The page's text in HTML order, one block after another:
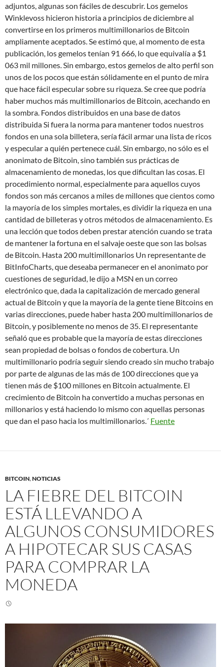
adjuntos, algunas son fáciles de descubrir. Los gemelos
Winklevoss hicieron historia a principios de diciembre al
convertirse en los primeros multimillonarios de Bitcoin
ampliamente aceptados. Se estimó que, al momento de esta
publicación, los gemelos tenían 91 666, lo que equivalía a $1
063 mil millones. Sin embargo, estos gemelos de alto perfil son
unos de los pocos que están sólidamente en el punto de mira
que hace fácil especular sobre su riqueza. Se cree que podría
haber muchos más multimillonarios de Bitcoin, acechando en
la sombra. Fondos distribuidos en una base de datos
distribuida Si fuera la norma para mantener todos nuestros
fondos en una sola billetera, sería fácil armar una lista de ricos
y especular a quién pertenece cuál. Sin embargo, no sólo es el
anonimato de Bitcoin, sino también sus prácticas de
almacenamiento de monedas, los que dificultan las cosas. El
procedimiento normal, especialmente para aquellos cuyos
fondos son más cercanos a miles de millones que cientos como
la mayoría de los simples mortales, es dividir la riqueza en una
cantidad de billeteras y otros métodos de almacenamiento. Es
una lección que todos deben prestar atención cuando se trata
de mantener la fortuna en el salvaje oeste que son las bolsas
de Bitcoin. Hasta 200 multimillonarios Un representante de
BitInfoCharts, que deseaba permanecer en el anonimato por
cuestiones de seguridad, le dijo a MSN en un correo
electrónico que, dada la capitalización de mercado general
actual de Bitcoin y que la mayoría de la gente tiene Bitcoins en
varias direcciones, puede haber hasta 200 multimillonarios de
Bitcoin, y posiblemente no menos de 35. El representante
señaló que es probable que la mayoría de estas direcciones
sean propiedad de bolsas o fondos de cobertura. Un
multimillonario podría seguir siendo creado sin mucho trabajo
por parte de algunas de las más de 100 direcciones que ya
tienen más de $100 millones en Bitcoin actualmente. El
crecimiento de Bitcoin ha convertido a muchas personas en
millonarios y está haciendo lo mismo con aquellas personas
que dan el paso hacia los multimillonarios.´ Fuente
BITCOIN,NOTICIAS
LA FIEBRE DEL BITCOIN
ESTÁ LLEVANDO A
ALGUNOS CONSUMIDORES
A HIPOTECAR SUS CASAS
PARA COMPRAR LA
MONEDA